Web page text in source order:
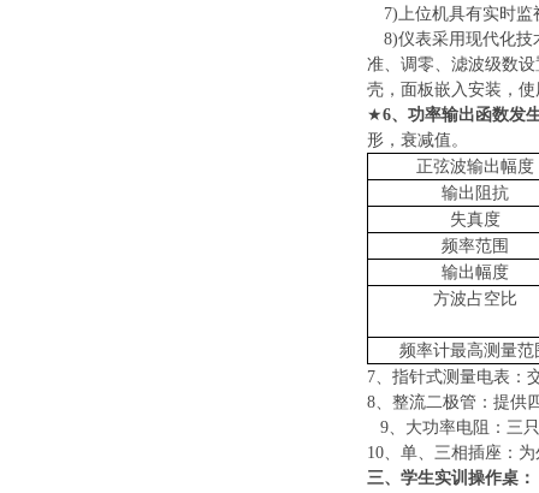
7)上位机具有实时
8)仪表采用现代化
准、调零、滤波级数
壳，面板嵌入安装，
★6、功率输出函数发
形，衰减值。
正弦波输出幅度
输出阻抗
失真度
频率范围
输出幅度
方波占空比
频率计最高测量范
7、指针式测量电表：
8、整流二极管：提供
9、大功率电阻：三
10、单、三相插座：
三、学生实训操作桌：